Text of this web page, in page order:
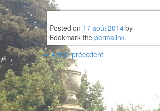
Posted on 17 août 2014 by
Bookmark the permalink.
Post
navigation
←Article précédent